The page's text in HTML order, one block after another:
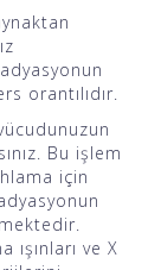
orantılıdır.
Bu işlem
için
ışınları ve X